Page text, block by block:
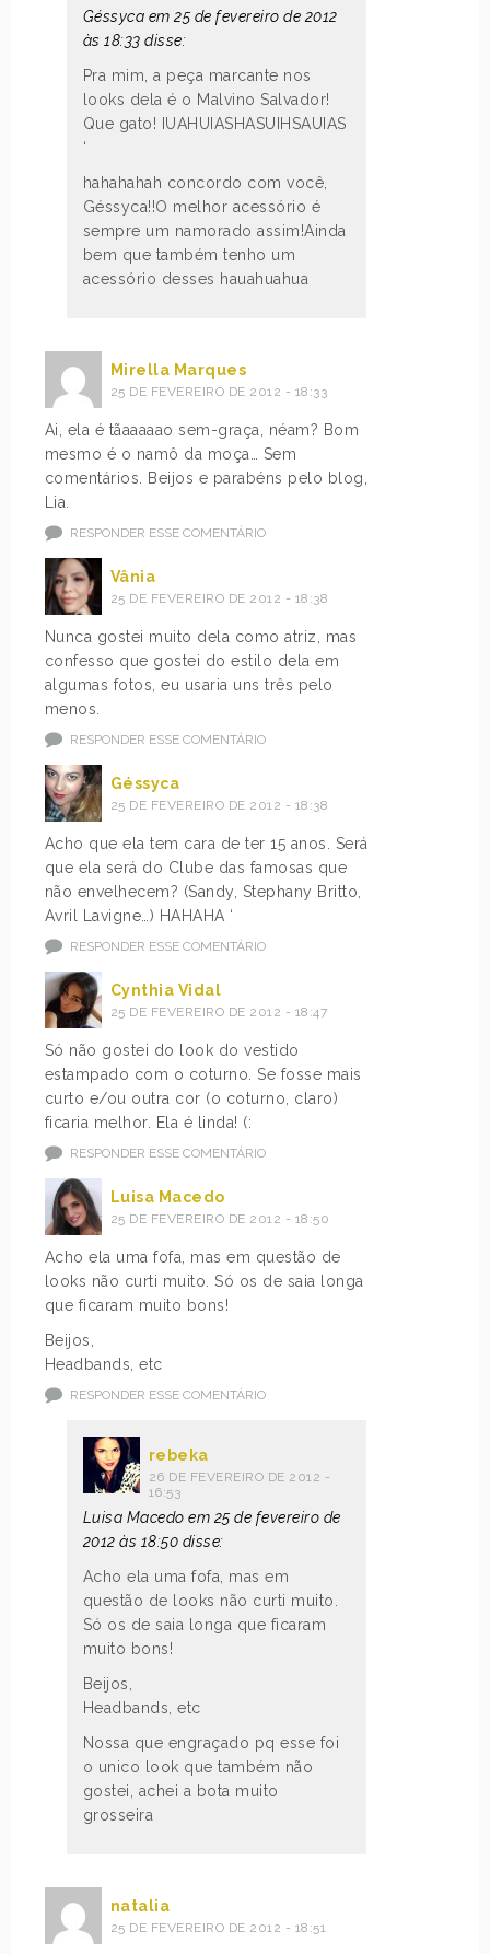
Géssyca em 25 de fevereiro de 2012
às 18:33 disse:
Pra mim, a peça marcante nos
looks dela é o Malvino Salvador!
Que gato! IUAHUIASHASUIHSAUIAS
‘
hahahahah concordo com você,
Géssyca!!O melhor acessório é
sempre um namorado assim!Ainda
bem que também tenho um
acessório desses hauahuahua
Mirella Marques
25 DE FEVEREIRO DE 2012 - 18:33
Ai, ela é tãaaaaao sem-graça, néam? Bom
mesmo é o namô da moça… Sem
comentários. Beijos e parabéns pelo blog,
Lia.
RESPONDER ESSE COMENTÁRIO
Vânia
25 DE FEVEREIRO DE 2012 - 18:38
Nunca gostei muito dela como atriz, mas
confesso que gostei do estilo dela em
algumas fotos, eu usaria uns três pelo
menos.
RESPONDER ESSE COMENTÁRIO
Géssyca
25 DE FEVEREIRO DE 2012 - 18:38
Acho que ela tem cara de ter 15 anos. Será
que ela será do Clube das famosas que
não envelhecem? (Sandy, Stephany Britto,
Avril Lavigne…) HAHAHA ‘
RESPONDER ESSE COMENTÁRIO
Cynthia Vidal
25 DE FEVEREIRO DE 2012 - 18:47
Só não gostei do look do vestido
estampado com o coturno. Se fosse mais
curto e/ou outra cor (o coturno, claro)
ficaria melhor. Ela é linda! (:
RESPONDER ESSE COMENTÁRIO
Luisa Macedo
25 DE FEVEREIRO DE 2012 - 18:50
Acho ela uma fofa, mas em questão de
looks não curti muito. Só os de saia longa
que ficaram muito bons!
Beijos,
Headbands, etc
RESPONDER ESSE COMENTÁRIO
rebeka
26 DE FEVEREIRO DE 2012 -
16:53
Luisa Macedo em 25 de fevereiro de
2012 às 18:50 disse:
Acho ela uma fofa, mas em
questão de looks não curti muito.
Só os de saia longa que ficaram
muito bons!
Beijos,
Headbands, etc
Nossa que engraçado pq esse foi
o unico look que também não
gostei, achei a bota muito
grosseira
natalia
25 DE FEVEREIRO DE 2012 - 18:51